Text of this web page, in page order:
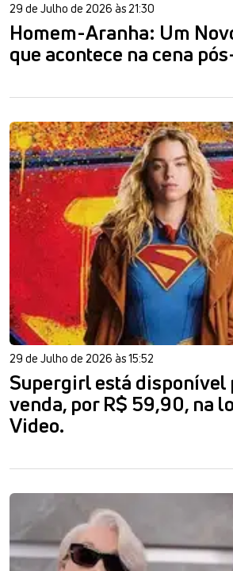
29 de Julho de 2026 às 21:30
Homem-Aranha: Um
que acontece na cena
29 de Julho de 2026 às 15:52
Supergirl está disponível
venda, por R$ 59,90, na
Video.